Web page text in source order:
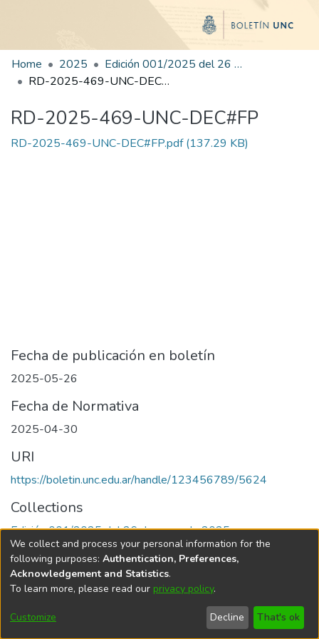
Home 2025
Edición 001/2025 del 26 de mayo de 2025
RD-2025-469-UNC-DEC#FP
RD-2025-469-UNC-DEC#FP
RD-2025-469-UNC-DEC#FP.pdf(137.29 KB)
Fecha de publicación en boletín
2025-05-26
Fecha de Normativa
2025-04-30
URI
https://boletin.unc.edu.ar/handle/123456789/5624
Collections
Edición 001/2025 del 26 de mayo de 2025
Universidad Nacional de Córdoba
We collect and process your personal information for the
following purposes: Authentication, Preferences,
Acknowledgement and Statistics.
To learn more, please read our privacy policy.
Customize Decline That's ok